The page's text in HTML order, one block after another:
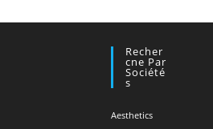
Recher
Cne Par
Société
S
Aesthetics